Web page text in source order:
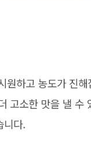
원하고 농도가 진해
고소한 맛을 낼 수
니다.